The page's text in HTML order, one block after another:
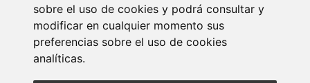
sobre el uso de cookies y podrá consultar y
modificar en cualquier momento sus
preferencias sobre el uso de cookies
analíticas.